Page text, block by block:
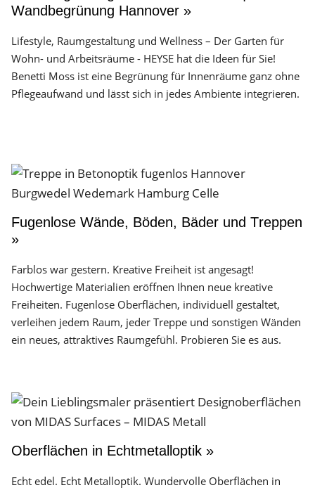
Wandbegrünung Hannover »
Lifestyle, Raumgestaltung und Wellness – Der Garten für
Wohn- und Arbeitsräume - HEYSE hat die Ideen für Sie!
Benetti Moss ist eine Begrünung für Innenräume ganz ohne
Pflegeaufwand und lässt sich in jedes Ambiente integrieren.
Fugenlose Wände, Böden, Bäder und Treppen
»
Farblos war gestern. Kreative Freiheit ist angesagt!
Hochwertige Materialien eröffnen Ihnen neue kreative
Freiheiten. Fugenlose Oberflächen, individuell gestaltet,
verleihen jedem Raum, jeder Treppe und sonstigen Wänden
ein neues, attraktives Raumgefühl. Probieren Sie es aus.
Oberflächen in Echtmetalloptik »
Echt edel. Echt Metalloptik. Wundervolle Oberflächen in